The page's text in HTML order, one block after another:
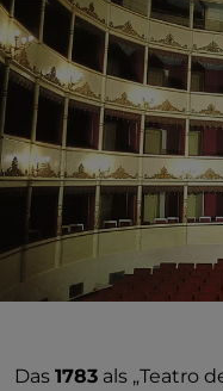
Das 1783 als „Teatro